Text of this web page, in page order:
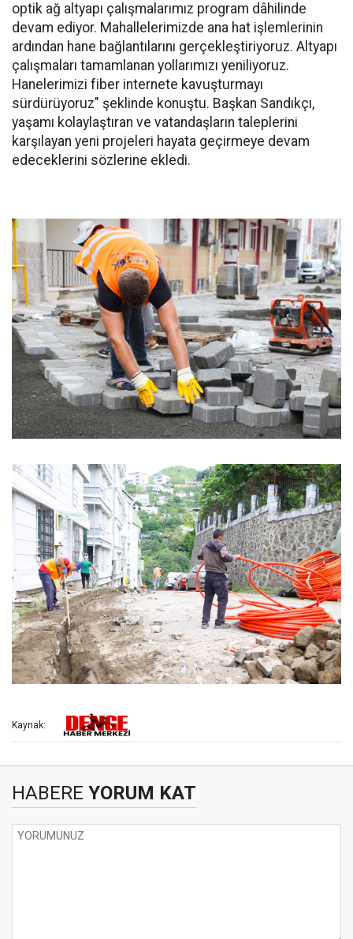
optik ağ altyapı çalışmalarımız program dâhilinde
devam ediyor. Mahallelerimizde ana hat işlemlerinin
ardından hane bağlantılarını gerçekleştiriyoruz. Altyapı
çalışmaları tamamlanan yollarımızı yeniliyoruz.
Hanelerimizi fiber internete kavuşturmayı
sürdürüyoruz" şeklinde konuştu. Başkan Sandıkçı,
yaşamı kolaylaştıran ve vatandaşların taleplerini
karşılayan yeni projeleri hayata geçirmeye devam
edeceklerini sözlerine ekledi.
Kaynak:
HABERE YORUM KAT